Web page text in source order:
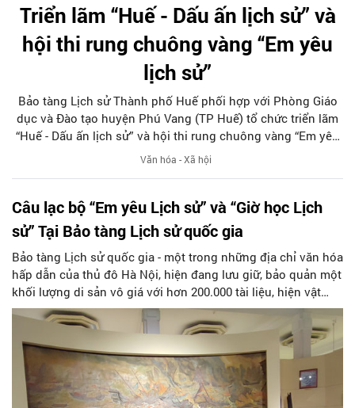
Triển lãm “Huế - Dấu ấn lịch sử” và
hội thi rung chuông vàng “Em yêu
lịch sử”
Bảo tàng Lịch sử Thành phố Huế phối hợp với Phòng Giáo
dục và Đào tạo huyện Phú Vang (TP Huế) tổ chức triển lãm
“Huế - Dấu ấn lịch sử” và hội thi rung chuông vàng “Em yêu
lịch sử” cho các em học sinh 14 trường THCS.
Văn hóa - Xã hội
Câu lạc bộ “Em yêu Lịch sử” và “Giờ học Lịch
sử” Tại Bảo tàng Lịch sử quốc gia
Bảo tàng Lịch sử quốc gia - một trong những địa chỉ văn hóa
hấp dẫn của thủ đô Hà Nội, hiện đang lưu giữ, bảo quản một
khối lượng di sản vô giá với hơn 200.000 tài liệu, hiện vật
phong phú về loại hình, đa dạng về chất liệu có niên đại từ
thời kỳ tiền sử đến ngày nay.